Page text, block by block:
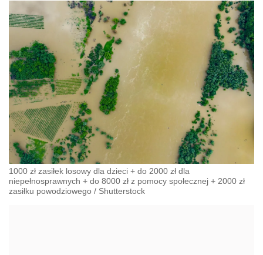
pomocą socjalną.
1000 zł zasiłek losowy dla dzieci + do 2000 zł dla
niepełnosprawnych + do 8000 zł z pomocy społecznej + 2000 zł
zasiłku powodziowego / Shutterstock